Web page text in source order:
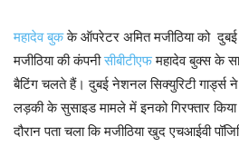
महादेव बुकके ऑपरेटर अमित मजीठिया को दुबई
मजीठिया की कंपनीसीबीटीएफमहादेव बुक्स के
बैटिंग चलते हैं। दुबई नेशनल सिक्युरिटी गार्ड्स
लड़की के सुसाइड मामले में इनको गिरफ्तार
दौरान पता चला कि मजीठिया खुद एचआईवी